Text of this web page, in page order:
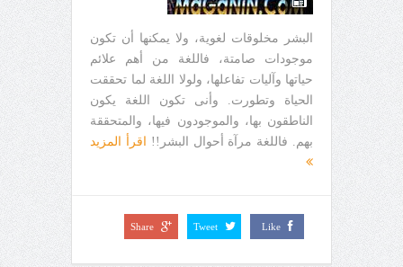
البشر مخلوقات لغوية، ولا يمكنها أن تكون
موجودات صامتة، فاللغة من أهم علائم
حياتها وآليات تفاعلها، ولولا اللغة لما تحققت
الحياة وتطورت. وأنى تكون اللغة يكون
الناطقون بها، والموجودون فيها، والمتحققة
بهم. فاللغة مرآة أحوال البشر!! اقرأ المزيد
Like
Tweet
Share